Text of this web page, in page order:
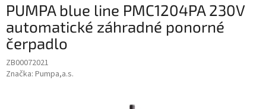
PUMPA blue line PMC1204PA 230V
automatické záhradné ponorné
čerpadlo
ZB00072021
Značka: Pumpa,a.s.